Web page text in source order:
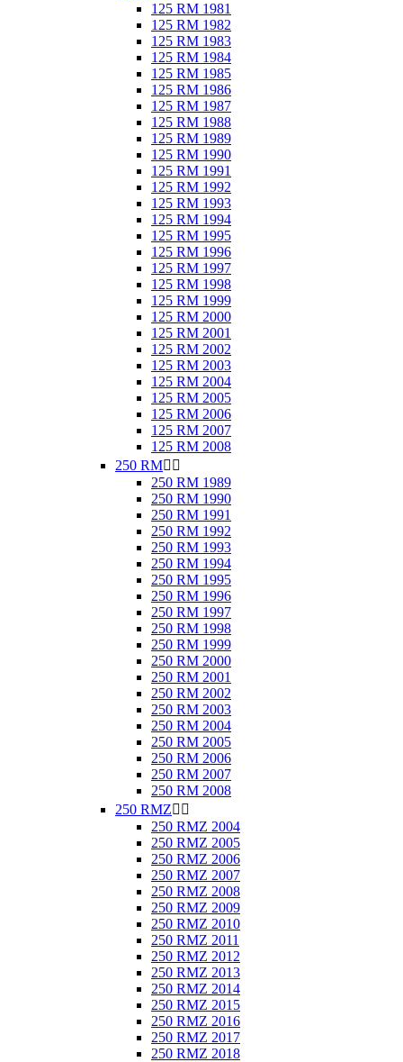
125 RM 1981
125 RM 1982
125 RM 1983
125 RM 1984
125 RM 1985
125 RM 1986
125 RM 1987
125 RM 1988
125 RM 1989
125 RM 1990
125 RM 1991
125 RM 1992
125 RM 1993
125 RM 1994
125 RM 1995
125 RM 1996
125 RM 1997
125 RM 1998
125 RM 1999
125 RM 2000
125 RM 2001
125 RM 2002
125 RM 2003
125 RM 2004
125 RM 2005
125 RM 2006
125 RM 2007
125 RM 2008
250 RM 
250 RM 1989
250 RM 1990
250 RM 1991
250 RM 1992
250 RM 1993
250 RM 1994
250 RM 1995
250 RM 1996
250 RM 1997
250 RM 1998
250 RM 1999
250 RM 2000
250 RM 2001
250 RM 2002
250 RM 2003
250 RM 2004
250 RM 2005
250 RM 2006
250 RM 2007
250 RM 2008
250 RMZ 
250 RMZ 2004
250 RMZ 2005
250 RMZ 2006
250 RMZ 2007
250 RMZ 2008
250 RMZ 2009
250 RMZ 2010
250 RMZ 2011
250 RMZ 2012
250 RMZ 2013
250 RMZ 2014
250 RMZ 2015
250 RMZ 2016
250 RMZ 2017
250 RMZ 2018